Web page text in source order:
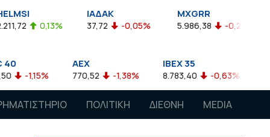
ΙΑΔΑΚ
37,72 -0,05%
MXGRR
5.986,38 -0,23%
ΣΑΓΔ
2.924,61
-1,38%
IBEX 35
8.783,40 -0,63%
ATX
4.007,68 -0,57%
ΠΟΛΙΤΙΚΗ ΔΙΕΘΝΗ MEDIA